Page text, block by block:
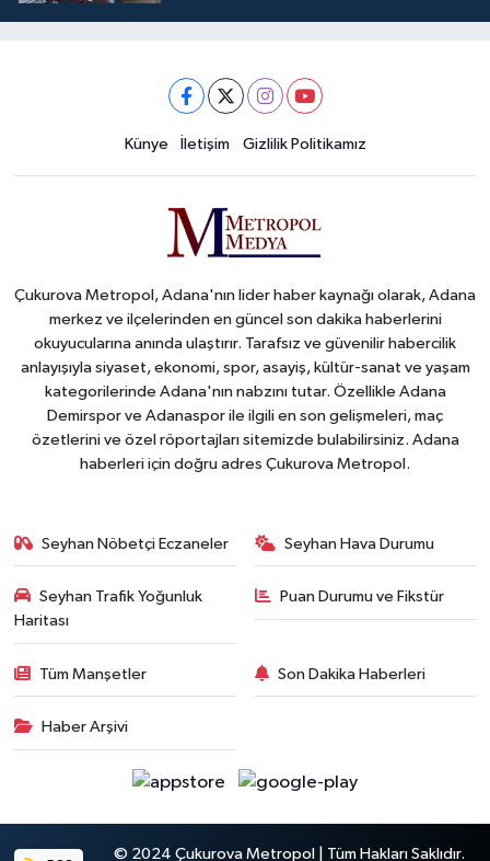
Künye İletişim Gizlilik Politikamız
Çukurova Metropol, Adana'nın lider haber kaynağı olarak, Adana
merkez ve ilçelerinden en güncel son dakika haberlerini
okuyucularına anında ulaştırır. Tarafsız ve güvenilir habercilik
anlayışıyla siyaset, ekonomi, spor, asayiş, kültür-sanat ve yaşam
kategorilerinde Adana'nın nabzını tutar. Özellikle Adana
Demirspor ve Adanaspor ile ilgili en son gelişmeleri, maç
özetlerini ve özel röportajları sitemizde bulabilirsiniz. Adana
haberleri için doğru adres Çukurova Metropol.
Seyhan Nöbetçi Eczaneler Seyhan Hava Durumu
Seyhan Trafik Yoğunluk
Haritası
Puan Durumu ve Fikstür
Tüm Manşetler Son Dakika Haberleri
Haber Arşivi
© 2024 Çukurova Metropol | Tüm Hakları Saklıdır.